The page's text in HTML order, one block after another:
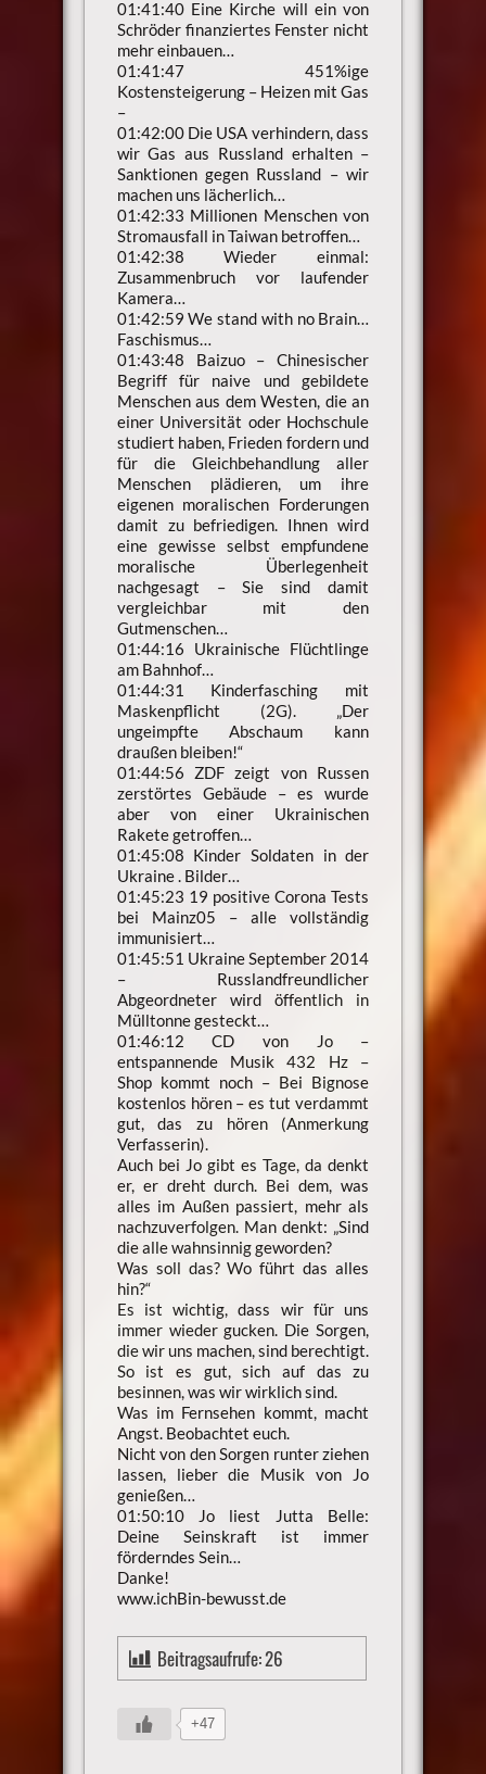
01:41:40 Eine Kirche will ein von
Schröder finanziertes Fenster nicht
mehr einbauen…
01:41:47 451%ige
Kostensteigerung – Heizen mit Gas
–
01:42:00 Die USA verhindern, dass
wir Gas aus Russland erhalten –
Sanktionen gegen Russland – wir
machen uns lächerlich…
01:42:33 Millionen Menschen von
Stromausfall in Taiwan betroffen…
01:42:38 Wieder einmal:
Zusammenbruch vor laufender
Kamera…
01:42:59 We stand with no Brain…
Faschismus…
01:43:48 Baizuo – Chinesischer
Begriff für naive und gebildete
Menschen aus dem Westen, die an
einer Universität oder Hochschule
studiert haben, Frieden fordern und
für die Gleichbehandlung aller
Menschen plädieren, um ihre
eigenen moralischen Forderungen
damit zu befriedigen. Ihnen wird
eine gewisse selbst empfundene
moralische Überlegenheit
nachgesagt – Sie sind damit
vergleichbar mit den
Gutmenschen…
01:44:16 Ukrainische Flüchtlinge
am Bahnhof…
01:44:31 Kinderfasching mit
Maskenpflicht (2G). „Der
ungeimpfte Abschaum kann
draußen bleiben!“
01:44:56 ZDF zeigt von Russen
zerstörtes Gebäude – es wurde
aber von einer Ukrainischen
Rakete getroffen…
01:45:08 Kinder Soldaten in der
Ukraine . Bilder…
01:45:23 19 positive Corona Tests
bei Mainz05 – alle vollständig
immunisiert…
01:45:51 Ukraine September 2014
– Russlandfreundlicher
Abgeordneter wird öffentlich in
Mülltonne gesteckt…
01:46:12 CD von Jo –
entspannende Musik 432 Hz –
Shop kommt noch – Bei Bignose
kostenlos hören – es tut verdammt
gut, das zu hören (Anmerkung
Verfasserin).
Auch bei Jo gibt es Tage, da denkt
er, er dreht durch. Bei dem, was
alles im Außen passiert, mehr als
nachzuverfolgen. Man denkt: „Sind
die alle wahnsinnig geworden?
Was soll das? Wo führt das alles
hin?“
Es ist wichtig, dass wir für uns
immer wieder gucken. Die Sorgen,
die wir uns machen, sind berechtigt.
So ist es gut, sich auf das zu
besinnen, was wir wirklich sind.
Was im Fernsehen kommt, macht
Angst. Beobachtet euch.
Nicht von den Sorgen runter ziehen
lassen, lieber die Musik von Jo
genießen…
01:50:10 Jo liest Jutta Belle:
Deine Seinskraft ist immer
förderndes Sein…
Danke!
www.ichBin-bewusst.de
Beitragsaufrufe:26
+47